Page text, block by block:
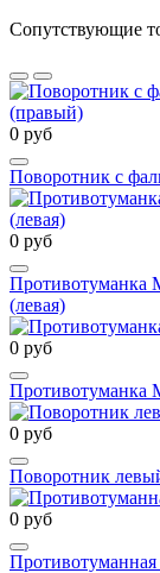
Сопутствующие
0 руб
Поворотник с
0 руб
(левая)
0 руб
Противотуманка
0 руб
Поворотник
0 руб